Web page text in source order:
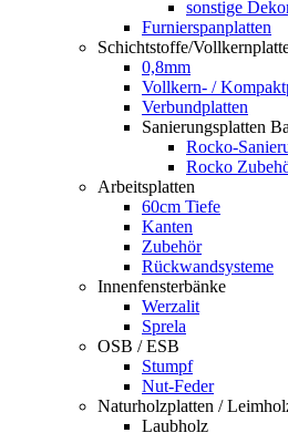
sonstige
Furnierspanplatten
Schichtstoffe/
0,8mm
Vollkern- /
Verbundplatten
Sanierungsplatten
Rocko-
Rocko
Arbeitsplatten
60cm Tiefe
Kanten
Zubehör
Rückwandsysteme
Innenfensterbänke
Werzalit
Sprela
OSB / ESB
Stumpf
Nut-Feder
Naturholzplatten /
Laubholz